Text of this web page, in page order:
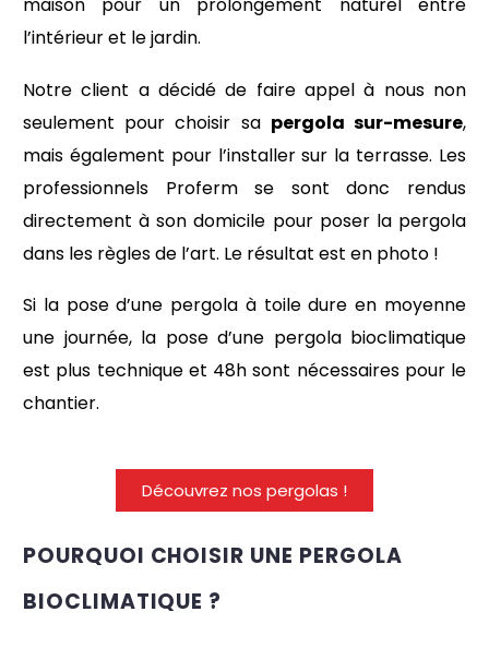
l’intérieur et le jardin.
Notre client a décidé de faire appel à nous non
seulement pour choisir sa pergola sur-mesure,
mais également pour l’installer sur la terrasse. Les
professionnels Proferm se sont donc rendus
directement à son domicile pour poser la pergola
dans les règles de l’art. Le résultat est en photo !
Si la pose d’une pergola à toile dure en moyenne
une journée, la pose d’une pergola bioclimatique
est plus technique et 48h sont nécessaires pour le
chantier.
Découvrez nos pergolas !
POURQUOI CHOISIR UNE PERGOLA
BIOCLIMATIQUE ?